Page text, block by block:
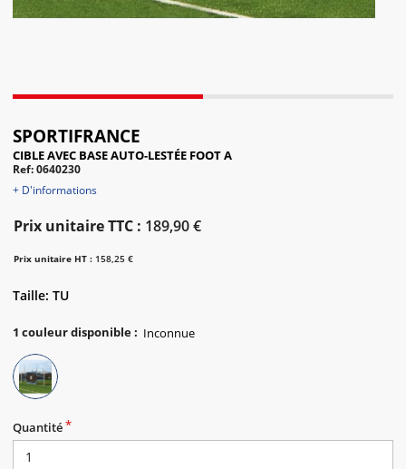
SPORTIFRANCE
CIBLE AVEC BASE AUTO-LESTÉE FOOT A
Ref: 0640230
+ D'informations
Prix unitaire TTC : 189,90 €
Prix unitaire HT : 158,25 €
Taille: TU
1 couleur disponible:
Quantité